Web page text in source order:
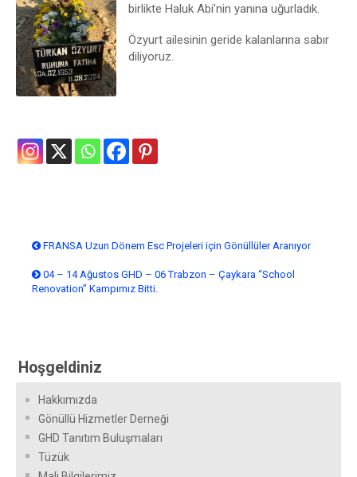
birlikte Haluk Abi’nin yanına uğurladık.
Özyurt ailesinin geride kalanlarına sabır
diliyoruz.
Yazı
dolaşımı
Previous
FRANSA Uzun Dönem Esc Projeleri için Gönüllüler Aranıyor
Next
post:
04 – 14 Ağustos GHD – 06 Trabzon – Çaykara “School
Renovation” Kampımız Bitti.
Hoşgeldiniz
Hakkımızda
Gönüllü Hizmetler Derneği
GHD Tanıtım Buluşmaları
Tüzük